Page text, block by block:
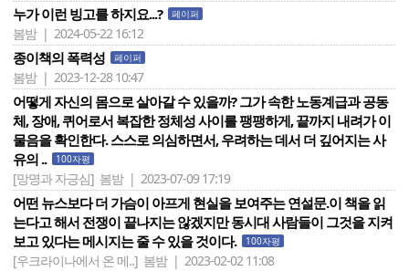
누가 이런 빙고를 하지요...? 페이퍼
봄밤 | 2024-05-22 16:12
종이책의 폭력성 페이퍼
봄밤 | 2023-12-28 10:47
어떻게 자신의 몸으로 살아갈 수 있을까? 그가 속한 노동계급과 공동
체, 장애, 퀴어로서 복잡한 정체성 사이를 팽팽하게, 끝까지 내려가 이
물음을 확인한다. 스스로 의심하면서, 우려하는 데서 더 깊어지는 사
유의 ..
100자평
[망명과 자긍심] 봄밤 | 2023-07-09 17:19
어떤 뉴스보다 더 가슴이 아프게 현실을 보여주는 연설문.이 책을 읽
는다고 해서 전쟁이 끝나지는 않겠지만 동시대 사람들이 그것을 지켜
보고 있다는 메시지는 줄 수 있을 것이다.
100자평
[우크라이나에서 온 메..] 봄밤 | 2023-02-02 11:08